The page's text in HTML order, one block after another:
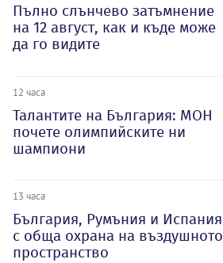
Пълно слънчево затъмнение
на 12 август, как и къде може
да го видите
12 часа
Талантите на България: МОН
почете олимпийските ни
шампиони
13 часа
България, Румъния и Испания
с обща охрана на въздушното
пространство